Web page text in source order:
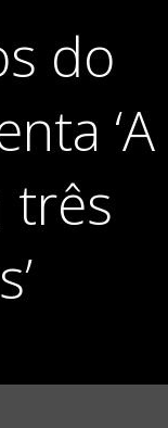
do
‘A
três